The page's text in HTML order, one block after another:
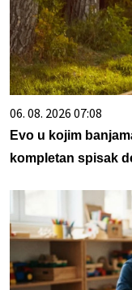
06. 08. 2026 07:08
Evo u kojim
kompletan spisak